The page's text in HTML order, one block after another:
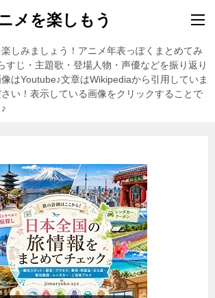
メを楽しもう
しみましょう！アニメ年表っぽくまとめてみ
すじ・主題歌・登場人物・声優などを振り返り
はYoutube♪文章はWikipediaから引用していま
い！表示している画像をクリックすることで